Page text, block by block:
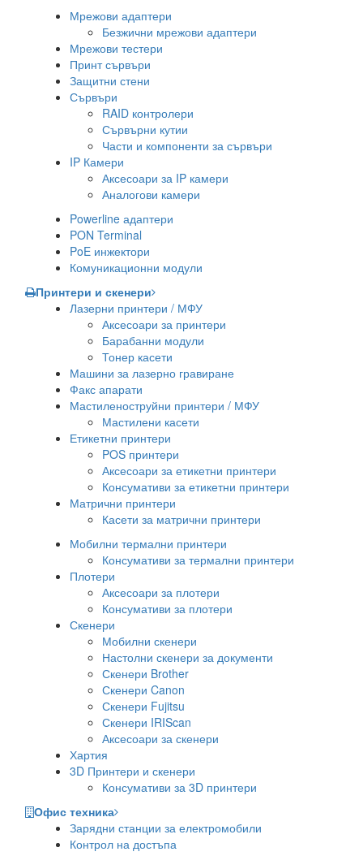
Мрежови адаптери
Безжични мрежови адаптери
Мрежови тестери
Принт сървъри
Защитни стени
Сървъри
RAID контролери
Сървърни кутии
Части и компоненти за сървъри
IP Камери
Аксесоари за IP камери
Аналогови камери
Powerline адаптери
PON Terminal
PoE инжектори
Комуникационни модули
Принтери и скенери
Лазерни принтери / МФУ
Аксесоари за принтери
Барабанни модули
Тонер касети
Машини за лазерно гравиране
Факс апарати
Мастиленоструйни принтери / МФУ
Мастилени касети
Етикетни принтери
POS принтери
Аксесоари за етикетни принтери
Консумативи за етикетни принтери
Матрични принтери
Касети за матрични принтери
Мобилни термални принтери
Консумативи за термални принтери
Плотери
Аксесоари за плотери
Консумативи за плотери
Скенери
Мобилни скенери
Настолни скенери за документи
Скенери Brother
Скенери Canon
Скенери Fujitsu
Скенери IRIScan
Аксесоари за скенери
Хартия
3D Принтери и скенери
Консумативи за 3D принтери
Офис техника
Зарядни станции за електромобили
Контрол на достъпа